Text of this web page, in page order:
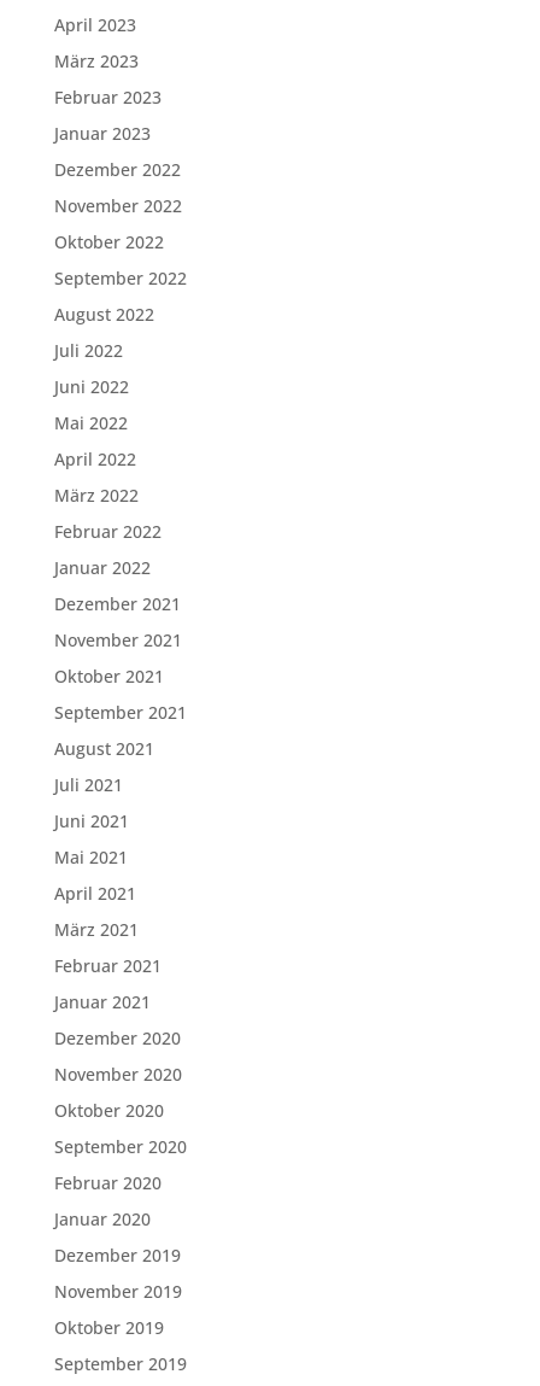
April 2023
März 2023
Februar 2023
Januar 2023
Dezember 2022
November 2022
Oktober 2022
September 2022
August 2022
Juli 2022
Juni 2022
Mai 2022
April 2022
März 2022
Februar 2022
Januar 2022
Dezember 2021
November 2021
Oktober 2021
September 2021
August 2021
Juli 2021
Juni 2021
Mai 2021
April 2021
März 2021
Februar 2021
Januar 2021
Dezember 2020
November 2020
Oktober 2020
September 2020
Februar 2020
Januar 2020
Dezember 2019
November 2019
Oktober 2019
September 2019